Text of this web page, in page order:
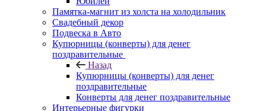
Памятка-магнит из холста на холодильник
Свадебный декор
Подвеска в Авто
Купюрницы (конверты) для денег
поздравительные
Назад
Купюрницы (конверты) для денег
поздравительные
Конверты для денег поздравительные
Интерьерные фигурки